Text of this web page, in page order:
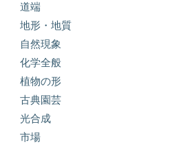
道端
地形・地質
自然現象
化学全般
植物の形
古典園芸
光合成
市場